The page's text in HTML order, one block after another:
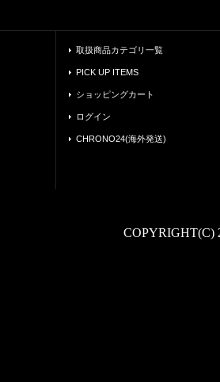
取扱商品カテゴリ一覧
PICK UP ITEMS
ショッピングカート
ログイン
CHRONO24(海外発送)
COPYRIGHT(C)